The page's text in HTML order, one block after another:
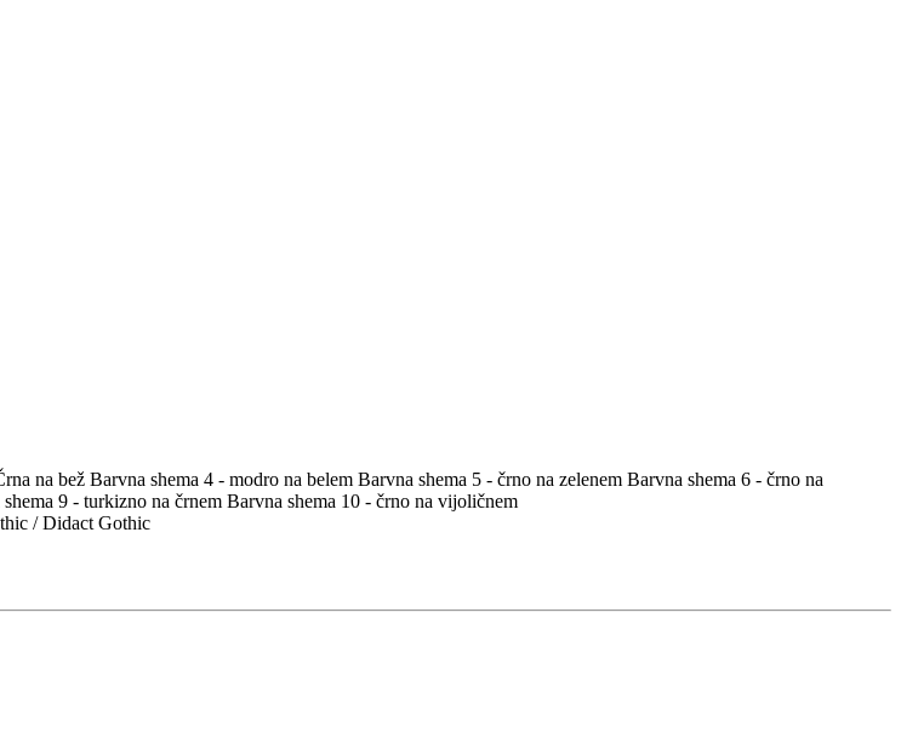
na bež Barvna shema 4 - modro na belem Barvna shema 5 - črno na zelenem Barvna shema 6 - črno na
9 - turkizno na črnem Barvna shema 10 - črno na vijoličnem
/ Didact Gothic